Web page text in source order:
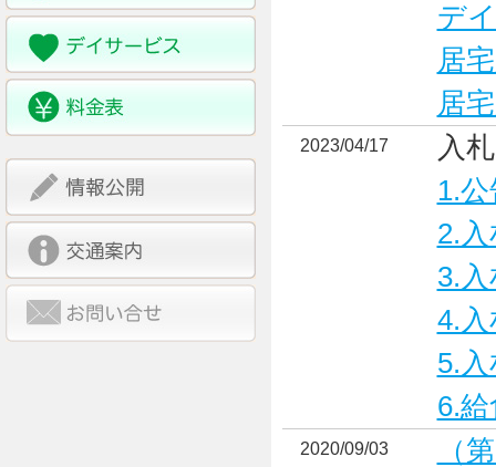
デ
居
居
2023/04/17
入
1.
2.
3.
4.
5.
6.
2020/09/03
（